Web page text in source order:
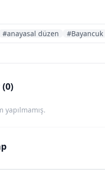
#anayasal düzen #Bayancuk
yapılmamış.